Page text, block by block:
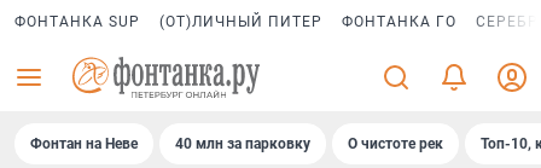
ФОНТАНКА SUP (ОТ)ЛИЧНЫЙ ПИТЕР ФОНТАНКА ГО
Фонтан на Неве 40 млн за парковку О чистоте рек Топ-10,